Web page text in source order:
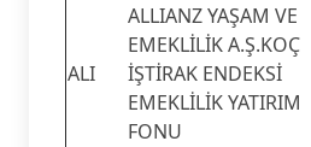
ALI
ALLIANZ YAŞAM VE
EMEKLİLİK A.Ş.KOÇ
İŞTİRAK ENDEKSİ
EMEKLİLİK YATIRIM
FONU